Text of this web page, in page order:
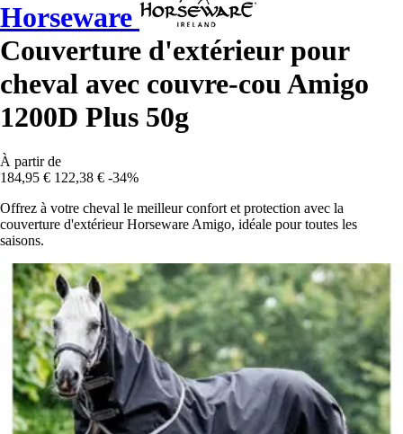
Horseware
Couverture d'extérieur pour
cheval avec couvre-cou Amigo
1200D Plus 50g
À partir de
184,95 € 122,38 € -34%
Offrez à votre cheval le meilleur confort et protection avec la
couverture d'extérieur Horseware Amigo, idéale pour toutes les
saisons.